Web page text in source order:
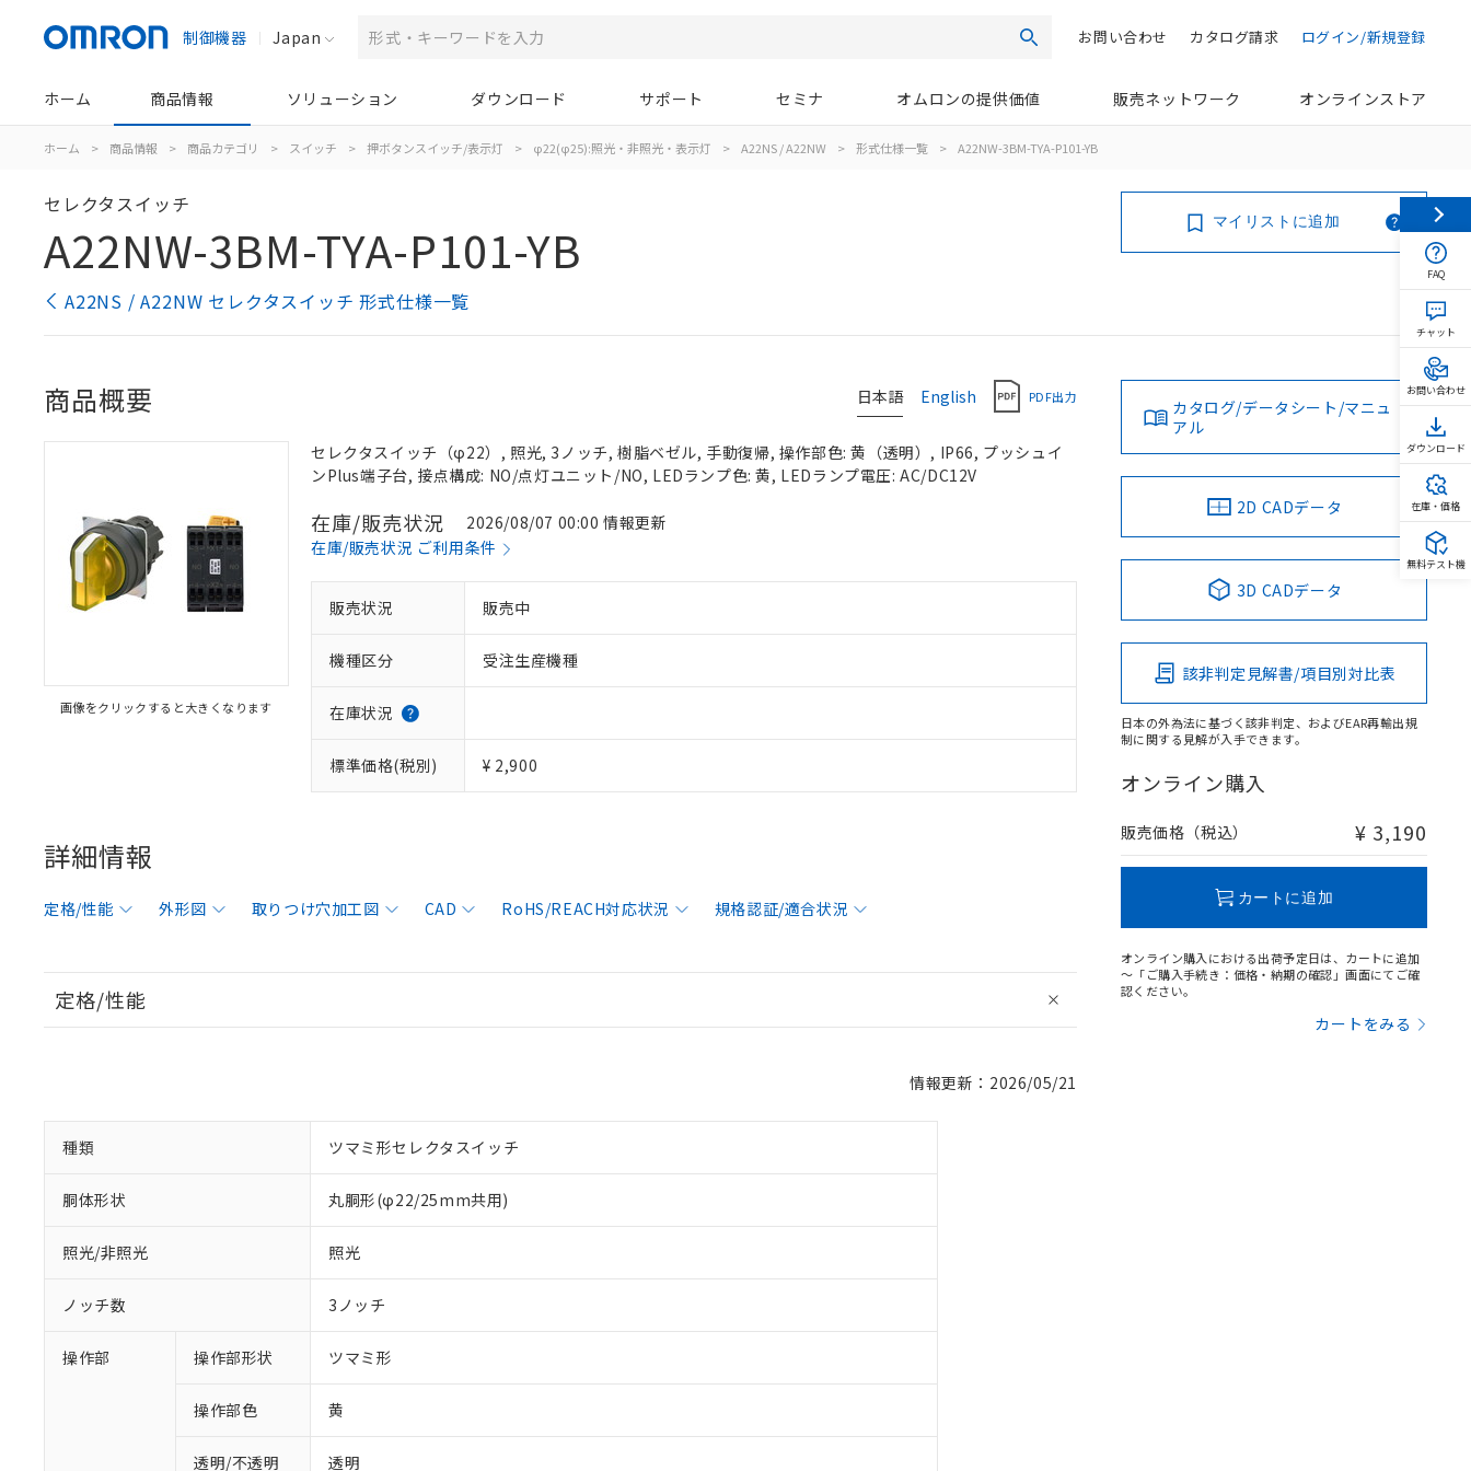
制御機器 Japan 検索 ログイン/新規登録
カタログ請求
お問い合わせ
ホーム 商品情報 ソリューション ダウンロード サポート セミナ オムロンの提供価値 販売ネットワーク オンラインストア
ホーム > 商品情報 > 商品カテゴリ > スイッチ > 押ボタンスイッチ/表示灯 > φ22(φ25):照光・非照光・表示灯 > A22NS / A22NW > 形式仕様一覧 > A22NW-3BM-TYA-P101-YB
セレクタスイッチ
A22NW-3BM-TYA-P101-YB
A22NS / A22NW セレクタスイッチ 形式仕様一覧
マイリストに追加
日本語 English PDF出力
商品概要
画像をクリックすると大きくなります
セレクタスイッチ（φ22）, 照光, 3ノッチ, 樹脂ベゼル, 手動復帰, 操作部色: 黄（透明）, IP66, プッシュイ
ンPlus端子台, 接点構成: NO/点灯ユニット/NO, LEDランプ色: 黄, LEDランプ電圧: AC/DC12V
在庫/販売状況
2026/08/07 00:00 情報更新
在庫/販売状況 ご利用条件
販売状況 販売中
機種区分 受注生産機種
在庫状況
標準価格(税別) ¥ 2,900
詳細情報
定格/性能 外形図 取りつけ穴加工図 CAD RoHS/REACH対応状況 規格認証/適合状況
定格/性能
情報更新：2026/05/21
種類 ツマミ形セレクタスイッチ
胴体形状 丸胴形(φ22/25mm共用)
照光/非照光 照光
ノッチ数 3ノッチ
操作部 操作部形状 ツマミ形
操作部色 黄
透明/不透明 透明
カタログ/データシート/マニュ
アル
2D CADデータ
3D CADデータ
該非判定見解書/項目別対比表
日本の外為法に基づく該非判定、およびEAR再輸出規
制に関する見解が入手できます。
オンライン購入
販売価格（税込） ¥ 3,190
カートに追加
オンライン購入における出荷予定日は、カートに追加
～「ご購入手続き：価格・納期の確認」画面にてご確
認ください。
カートをみる
FAQ
チャット
お問い合わせ
ダウンロード
在庫・価格
無料テスト機